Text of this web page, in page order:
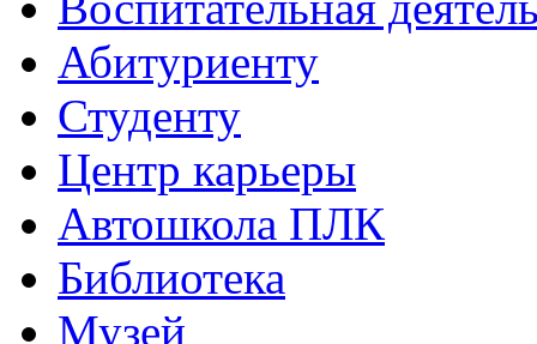
Абитуриенту
Студенту
Центр карьеры
Автошкола ПЛК
Библиотека
Музей